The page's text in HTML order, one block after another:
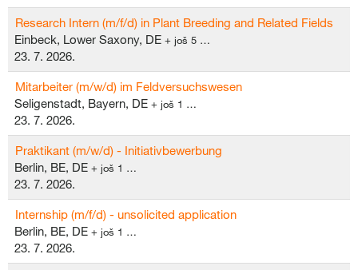
Research Intern (m/f/d) in Plant Breeding and Related Fields
Einbeck, Lower Saxony, DE + još 5 …
23. 7. 2026.
Mitarbeiter (m/w/d) im Feldversuchswesen
Seligenstadt, Bayern, DE + još 1 …
23. 7. 2026.
Praktikant (m/w/d) - Initiativbewerbung
Berlin, BE, DE + još 1 …
23. 7. 2026.
Internship (m/f/d) - unsolicited application
Berlin, BE, DE + još 1 …
23. 7. 2026.